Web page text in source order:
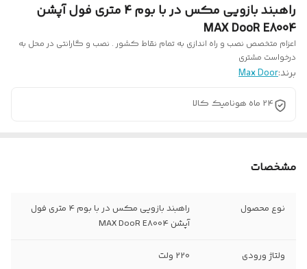
راهبند بازویی مکس در با بوم 4 متری فول آپشن
MAX DooR E8004
اعزام متخصص نصب و راه اندازی به تمام نقاط کشور . نصب و گارانتی در محل به
درخواست مشتری
برند:Max Door
24 ماه هونامیک کالا
مشخصات
نوع محصول
راهبند بازویی مکس در با بوم 4 متری فول
آپشن MAX DooR E8004
ولتاژ ورودی 220 ولت